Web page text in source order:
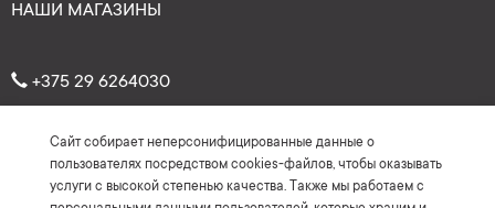
НАШИ МАГАЗИНЫ
+375 29 6264030
Рейтинг: 4.7 ★ ★★ ★★
(На основе более 150 отзывов)
Сайт собирает неперсонифицированные данные о
пользователях посредством cookies-файлов, чтобы оказывать
услуги с высокой степенью качества. Также мы работаем с